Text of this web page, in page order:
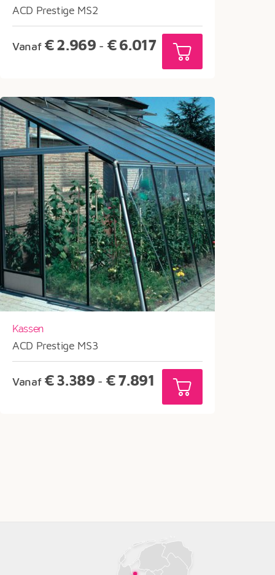
ACD Prestige MS2
Vanaf €2.969 - €6.017Prijsklasse:
€2.969
Kassen
ACD Prestige MS3
Vanaf €3.389 - €7.891 Prijsklasse:
€3.389